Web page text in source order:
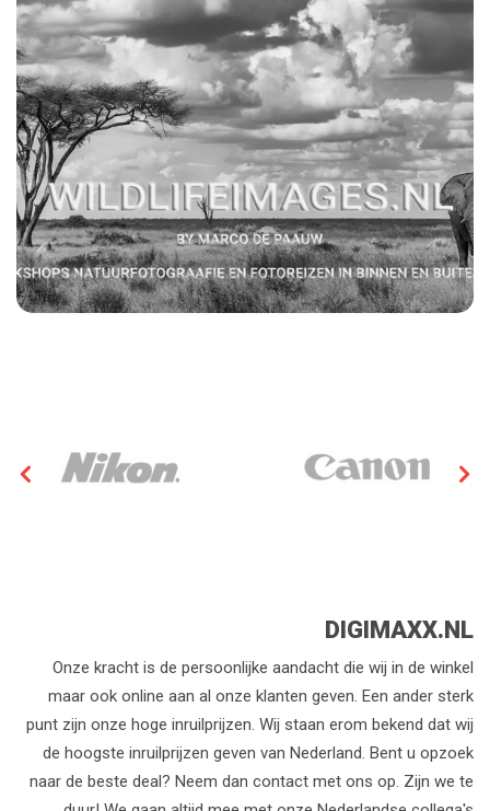
DIGIMAXX.NL
Onze kracht is de persoonlijke aandacht die wij in de winkel
maar ook online aan al onze klanten geven. Een ander sterk
punt zijn onze hoge inruilprijzen. Wij staan erom bekend dat wij
de hoogste inruilprijzen geven van Nederland. Bent u opzoek
naar de beste deal? Neem dan contact met ons op. Zijn we te